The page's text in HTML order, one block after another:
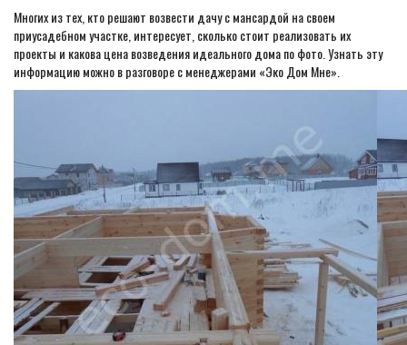
Многих из тех, кто решают возвести дачу с мансардой на своем
приусадебном участке, интересует, сколько стоит реализовать их
проекты и какова цена возведения идеального дома по фото. Узнать эту
информацию можно в разговоре с менеджерами «Эко Дом Мне».